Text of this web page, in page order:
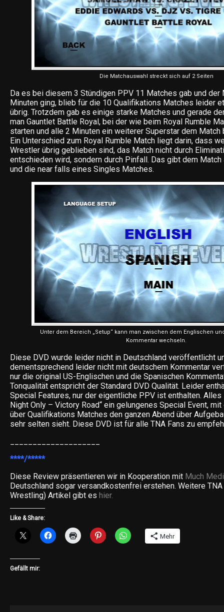
Die Matchauswahl streckt sich auf 2 Seiten
Da es bei diesem 3 Stündigen PPV 11 Matches gab und der
Minuten ging, blieb für die 10 Qualifikations Matches leider
übrig. Trotzdem gab es einige starke Matches und gerade
man Gauntlet Battle Royal, bei der wie beim Royal Rumble
starten und alle 2 Minuten ein weiterer Superstar dem
Ein Unterschied zum Royal Rumble Match liegt darin, dass
Wrestler übrig geblieben sind, das Match nicht durch
entschieden wird, sondern durch Pinfall. Das gibt dem Match
und die near falls eines Singles Matches.
Unter dem Bereich „Setup“ kann man zwischen dem Englischen
Kommentar wechseln.
Diese DVD wurde leider nicht in Deutschland veröffentlicht
dementsprechend leider nicht mit deutschem Kommentar
nur die original US-Englischen und die Spanischen
Tonqualität entspricht der Standard DVD Qualität. Leider
Special Features, nur der eigentliche PPV ist enthalten. Alles
Night Only – Victory Road“ ein gelungenes Special Event,
über Qualifikations Matches den ganzen Abend über
sehr selten sieht. Diese DVD ist für alle TNA Fans zu
****/*****
Diese Review präsentieren wir in Kooperation mit Much
Deutschland sogar versandkostenfrei erstehen. Weitere
Wrestling) Artikel gibt es hier.
Like & Share:
Mehr
Gefällt mir: